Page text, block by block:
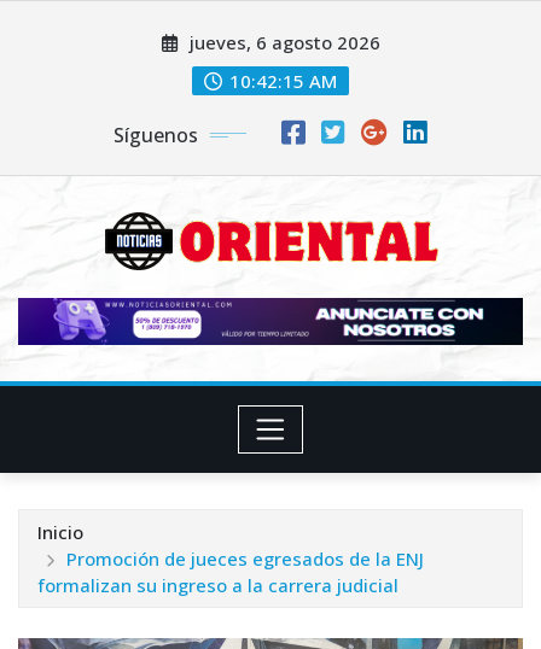
jueves, 6 agosto 2026
10:42:16 AM
Síguenos
Inicio
Promoción de jueces egresados de la ENJ
formalizan su ingreso a la carrera judicial